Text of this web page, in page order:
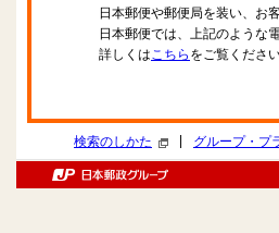
日本郵便や郵便局を装い、お
日本郵便では、上記のような
詳しくはこちら をご覧ください
検索のしかた グループ・プ